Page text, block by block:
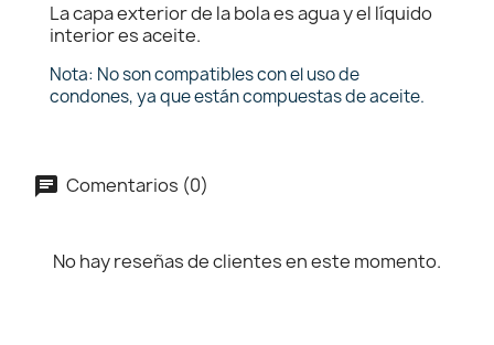
La capa exterior de la bola es agua y el líquido
interior es aceite.
Nota: No son compatibles con el uso de
condones, ya que están compuestas de aceite.
Comentarios (0)
No hay reseñas de clientes en este momento.